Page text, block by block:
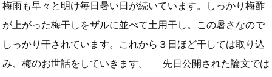
梅雨も早々と明け毎日暑い日が続いています。しっかり梅酢
が上がった梅干しをザルに並べて土用干し。この暑さなので
しっかり干されています。これから３日ほど干しては取り込
み、梅のお世話をしていきます。 先日公開された論文では